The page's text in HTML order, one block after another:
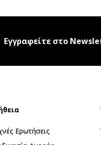
Εγγραφείτε στο
Ερωτήσεις